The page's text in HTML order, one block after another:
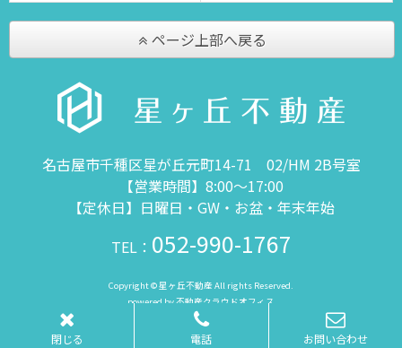
閉じる 電話 お問い合わせ
ページ上部へ戻る
名古屋市千種区星が丘元町14-71 02/HM 2B号室
【営業時間】8:00～17:00
【定休日】日曜日・GW・お盆・年末年始
TEL： 052-990-1767
Copyright © 星ヶ丘不動産 All rights Reserved.
powered by 不動産クラウドオフィス